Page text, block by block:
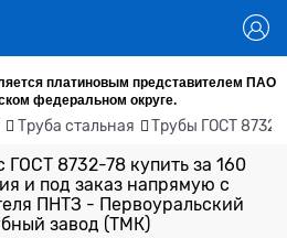
платиновым представителем ПАО
федеральном округе.
Труба стальная Трубы ГОСТ 8732-
ГОСТ 8732-78 купить за 160
и под заказ напрямую с
ПНТЗ - Первоуральский
завод (ТМК)